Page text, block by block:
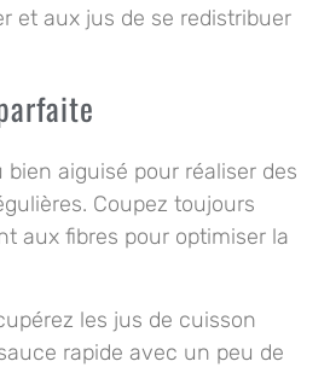
et aux jus de se redistribuer
aiguisé pour réaliser des
Coupez toujours
aux fibres pour optimiser la
les jus de cuisson
rapide avec un peu de